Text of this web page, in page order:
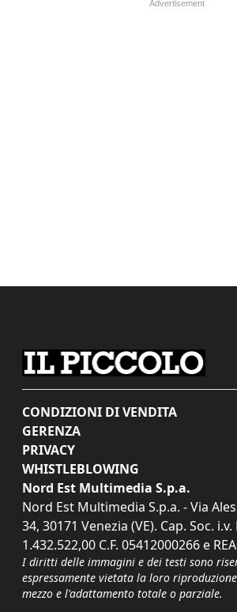
CONDIZIONI DI VENDITA
GERENZA
PRIVACY
WHISTLEBLOWING
Nord Est Multimedia S.p.a.
Nord Est Multimedia S.p.a. - Via
34, 30171 Venezia (VE). Cap. Soc. i.v.
1.432.522,00 C.F. 05412000266 e
I diritti delle immagini e dei testi sono
espressamente vietata la loro
mezzo e l'adattamento totale o parziale.